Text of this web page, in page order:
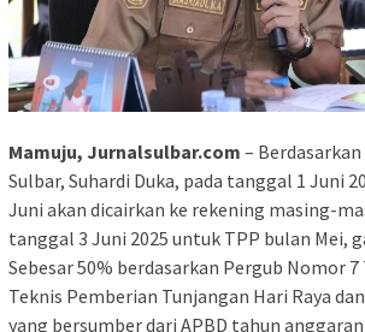
Mamuju, Jurnalsulbar.com –
Sulbar, Suhardi Duka, pada tanggal 1 Juni
Juni akan dicairkan ke rekening masing-
tanggal 3 Juni 2025 untuk TPP bulan Mei,
Sebesar 50% berdasarkan Pergub Nomor
Teknis Pemberian Tunjangan Hari Raya
yang bersumber dari APBD tahun anggaran